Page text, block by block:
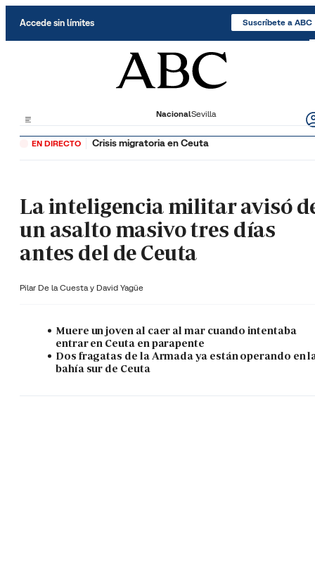
Accede sin límites Suscríbete a ABC
NacionalSevilla
EN DIRECTO Crisis migratoria en Ceuta
La inteligencia militar avisó
un asalto masivo tres días
antes del de Ceuta
Pilar De la Cuesta y David Yagüe
Muere un joven al caer al mar cuando intentaba
entrar en Ceuta en parapente
Dos fragatas de la Armada ya están operando en
bahía sur de Ceuta